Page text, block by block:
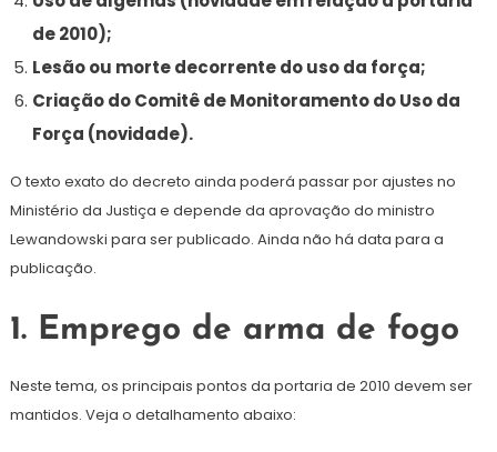
de 2010);
Lesão ou morte decorrente do uso da força;
Criação do Comitê de Monitoramento do Uso da
Força (novidade).
O texto exato do decreto ainda poderá passar por ajustes no
Ministério da Justiça e depende da aprovação do ministro
Lewandowski para ser publicado. Ainda não há data para a
publicação.
1. Emprego de arma de fogo
Neste tema, os principais pontos da portaria de 2010 devem ser
mantidos. Veja o detalhamento abaixo: